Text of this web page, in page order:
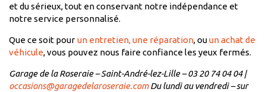
et du sérieux, tout en conservant notre indépendance et
notre service personnalisé.
Que ce soit pour un entretien, une réparation, ouun achat de
véhicule, vous pouvez nous faire confiance les yeux fermés.
Garage de la Roseraie – Saint-André-lez-Lille – 03 20 74 04 04 |
occasions@garagedelaroseraie.com Du lundi au vendredi – sur